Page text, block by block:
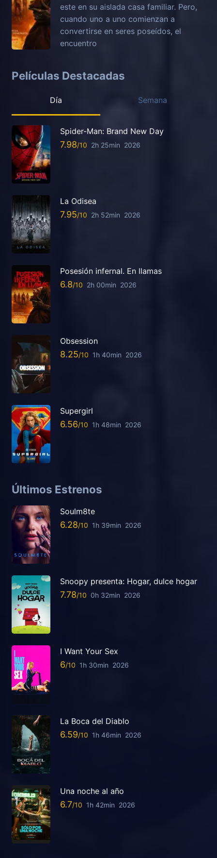
este en su aislada casa familiar. Pero,
cuando uno a uno comienzan a
convertirse en seres poseídos, el
encuentro
Películas Destacadas
Día Semana
Spider-Man: Brand New Day
7.98 2h 25min 2026
La Odisea
7.95 2h 52min 2026
Posesión infernal. En llamas
6.8 2h 00min 2026
Obsession
8.25 1h 40min 2026
Supergirl
6.56 1h 48min 2026
Últimos Estrenos
Soulm8te
6.28 1h 39min 2026
Snoopy presenta: Hogar, dulce hogar
7.78 0h 32min 2026
I Want Your Sex
6 1h 30min 2026
La Boca del Diablo
6.59 1h 46min 2026
Una noche al año
6.7 1h 42min 2026